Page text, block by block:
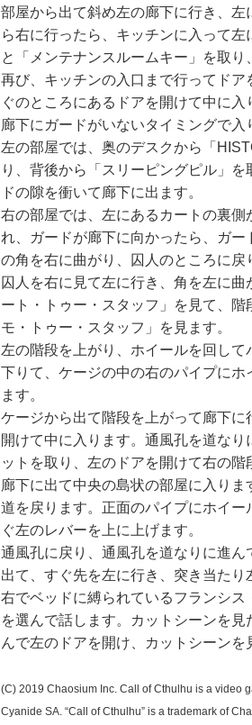
部屋から出て斜め左の廊下に行き、
ら右に行ったら、キッチンに入って左
と「メンテナンスルームキー」を取り
再び、キッチンの入口まで行ってド
ぐのところにあるドアを開けて中に
廊下にガードがいないタイミングで入
左の部屋では、奥のデスクから「
り、背後から「スリーピングピル」
ドの隙を衝いて廊下に出ます。
右の部屋では、左にあるカートの裏
れ、ガードが廊下に向かったら、ガ
の角を右に曲がり、囚人のところに戻
囚人を右に見て左に行き、角を左に
ート・トゥー・スタッフ」を見て、
モ・トゥー・スタッフ」を見ます。
左の階段を上がり、ホイールを回し
下りて、ケージの中の右のパイプに
ます。
ケージから出て階段を上がって廊下
開けて中に入ります。通風孔を道な
ットを取り、左のドアを開けて右の階
廊下に出て中央の島状の部屋に入り
道を戻ります。正面のパイプにホイ
ぐ左のレバーを上に上げます。
通風孔に戻り、通風孔を道なりに進
出て、すぐ先を左に行き、突き当たり
右でベッドに縛られているフランシ
を選んで話します。カットシーンを
んで左のドアを開け、カットシーンを
(C) 2019 Chaosium Inc. Call of Cthulhu is a video
Cyanide SA. “Call of Cthulhu” is a trademark of